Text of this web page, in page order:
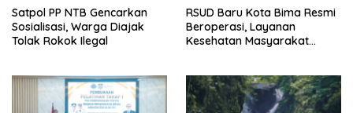
Satpol PP NTB Gencarkan
Sosialisasi, Warga Diajak
Tolak Rokok Ilegal
RSUD Baru Kota Bima Resmi
Beroperasi, Layanan
Kesehatan Masyarakat